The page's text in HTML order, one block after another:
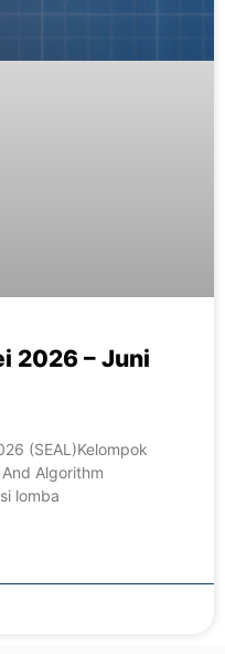
2026 – Juni
(SEAL)Kelompok
Algorithm
lomba